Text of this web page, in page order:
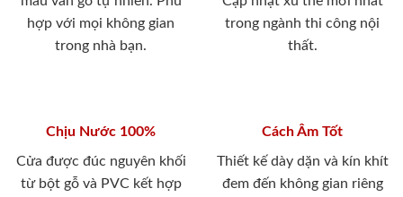
hợp với mọi không gian
trong nhà bạn.
trong ngành thi công nội
thất.
Chịu Nước 100%
Cửa được đúc nguyên khối
từ bột gỗ và PVC kết hợp
Cách Âm Tốt
Thiết kế dày dặn và kín khít
đem đến không gian riêng